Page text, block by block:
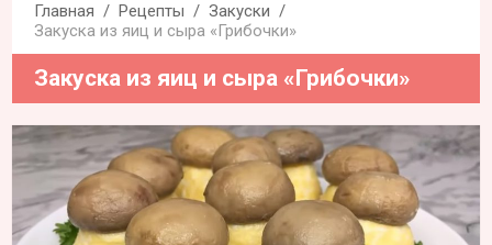
Главная Рецепты
Закуски
Закуска из яиц и сыра «Грибочки»
Закуска из яиц и сыра «Грибочки»